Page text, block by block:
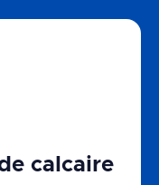
calcaire